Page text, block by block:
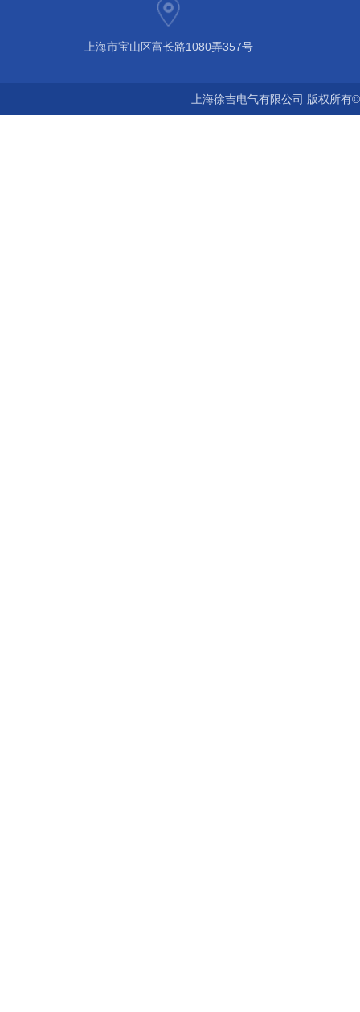
上海市宝山区富长路1080弄357号
上海徐吉电气有限公司 版权所